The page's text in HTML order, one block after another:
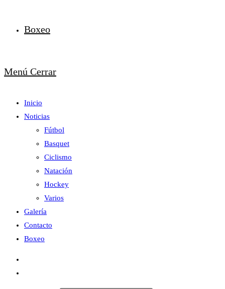
Boxeo
Menú Cerrar
Inicio
Noticias
Fútbol
Basquet
Ciclismo
Natación
Hockey
Varios
Galería
Contacto
Boxeo